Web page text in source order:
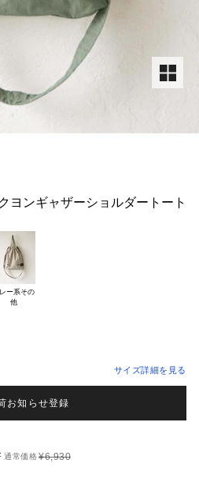
ヨンギャザーショルダートート
ー系その
他
サイズ詳細を見る
お知らせ登録
通常価格¥6,930